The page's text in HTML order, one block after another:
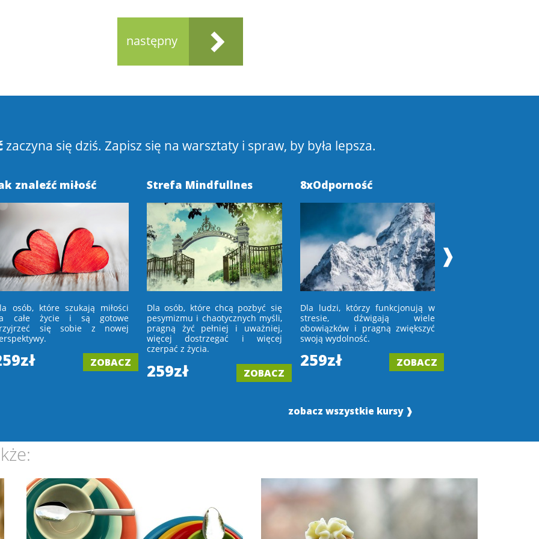
następny
zaczyna się dziś. Zapisz się na warsztaty i spraw, by była lepsza.
znaleźć miłość
osób, które szukają miłości
całe życie i są gotowe
się sobie z nowej
ZOBACZ
Strefa Mindfullnes
Dla osób, które chcą pozbyć się
pesymizmu i chaotycznych myśli,
pragną żyć pełniej i uważniej,
więcej dostrzegać i więcej
czerpać z życia.
259zł ZOBACZ
8xOdporność
Dla ludzi, którzy funkcjonują w
stresie, dźwigają wiele
obowiązków i pragną zwiększyć
swoją wydolność.
259zł ZOBACZ
❱
zobacz wszystkie kursy ❱